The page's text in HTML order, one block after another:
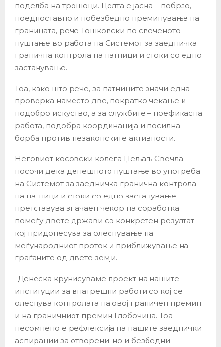
поделба на трошоци. Целта е јасна – побрзо,
поедноставно и побезбедно преминување на
границата, рече Тошковски по свеченото
пуштање во работа на Системот за заедничка
гранична контрола на патници и стоки со едно
застанување.
Тоа, како што рече, за патниците значи една
проверка наместо две, пократко чекање и
подобро искуство, а за службите – поефикасна
работа, подобра координација и посилна
борба против незаконските активности.
Неговиот косовски колега Џељаљ Свечла
посочи дека денешното пуштање во употреба
на Системот за заедничка гранична контрола
на патници и стоки со едно застанување
претставува значаен чекор на соработка
помеѓу двете држави со конкретен резултат
кој придонесува за олеснување на
меѓународниот проток и приближување на
граѓаните од двете земји.
-Денеска крунисуваме проект на нашите
институции за внатрешни работи со кој се
олеснува контролата на овој граничен премин
и на граничниот премин Глобочица. Тоа
несомнено е рефлексија на нашите заеднички
аспирации за отворени, но и безбедни